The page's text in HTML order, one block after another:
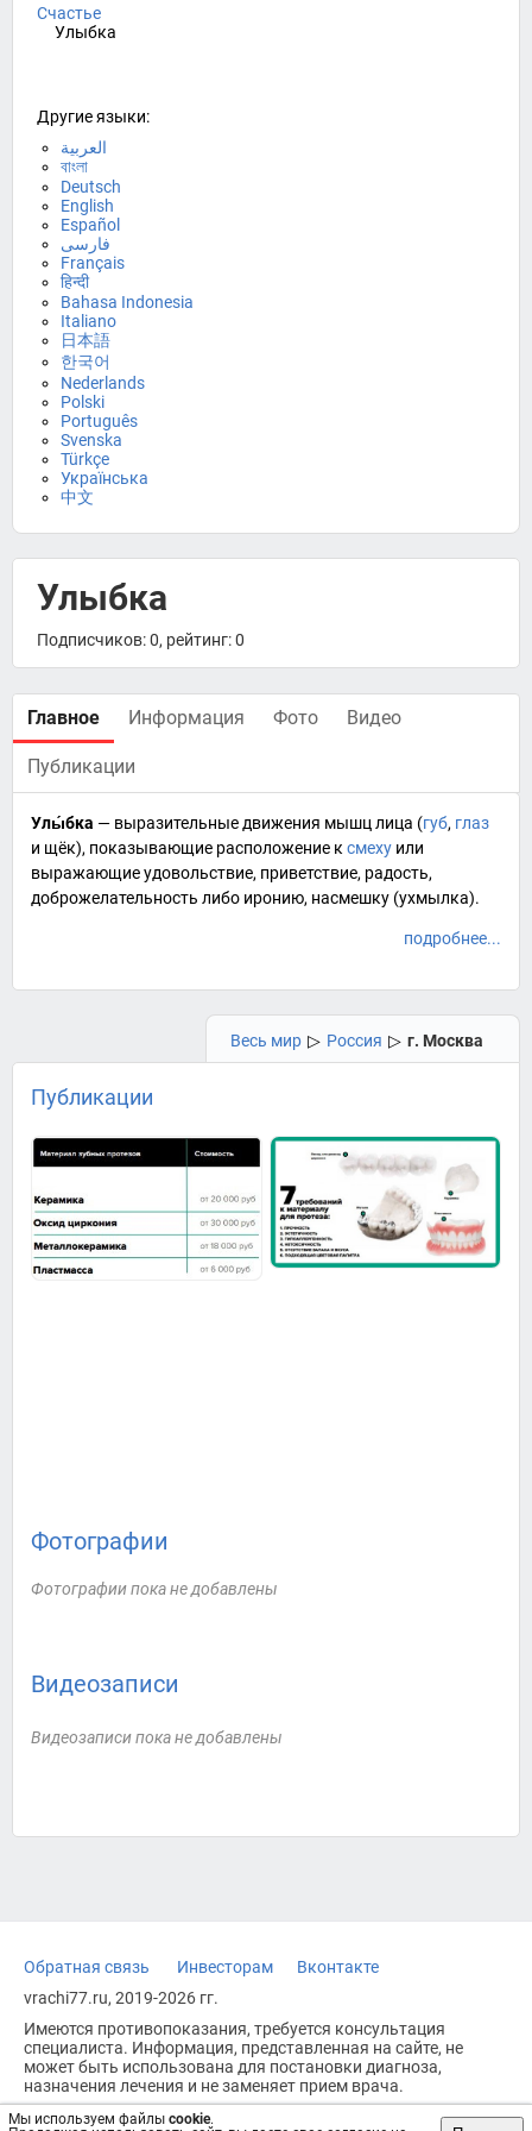
Мы используем файлы cookie.
Счастье
Улыбка
Другие языки:
العربية
বাংলা
Deutsch
English
Español
فارسی
Français
हिन्दी
Bahasa Indonesia
Italiano
日本語
한국어
Nederlands
Polski
Português
Svenska
Türkçe
Українська
中文
Улыбка
Подписчиков: 0, рейтинг: 0
Главное Информация Фото Видео
Публикации
Улы́бка — выразительные движения мышц лица (губ, глаз
и щёк), показывающие расположение к смеху или
выражающие удовольствие, приветствие, радость,
доброжелательность либо иронию, насмешку (ухмылка).
подробнее...
Весь мир ▷ Россия ▷ г. Москва
Публикации
Фотографии
Фотографии пока не добавлены
Видеозаписи
Видеозаписи пока не добавлены
Обратная связь Инвесторам
Вконтакте
vrachi77.ru, 2019-2026 гг.
Имеются противопоказания, требуется консультация
специалиста. Информация, представленная на сайте, не
может быть использована для постановки диагноза,
назначения лечения и не заменяет прием врача.
Возрастное ограничение: 18+